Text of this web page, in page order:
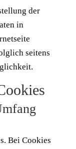
der
in
seitens
Bei Cookies